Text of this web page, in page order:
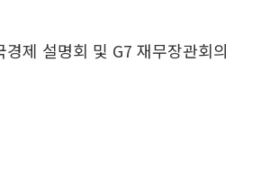
제 설명회 및 G7 재무장관회의